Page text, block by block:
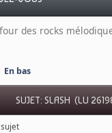
des rocks
En bas
SUJET: SLASH (LU